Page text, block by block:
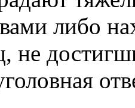
либо
не